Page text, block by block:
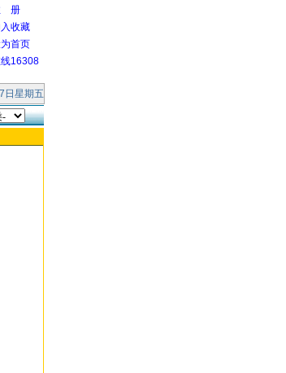
册
收藏
首页
16308
量的无效smtp连接和垃圾邮件的攻击，响应缓慢，请各位网
日星期五